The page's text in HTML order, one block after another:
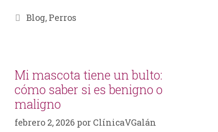
Blog, Perros
Mi mascota tiene un bulto:
cómo saber si es benigno o
maligno
febrero 2, 2026 por ClínicaVGalán